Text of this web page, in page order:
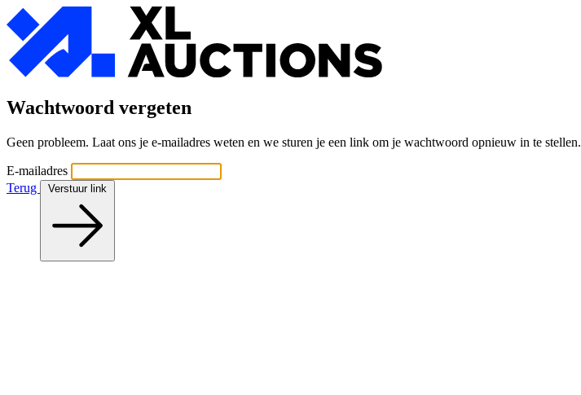
Wachtwoord vergeten
Geen probleem. Laat ons je e-mailadres weten en we sturen je een link om je wachtwoord opnieuw in te stellen.
E-mailadres
Terug
Verstuur link